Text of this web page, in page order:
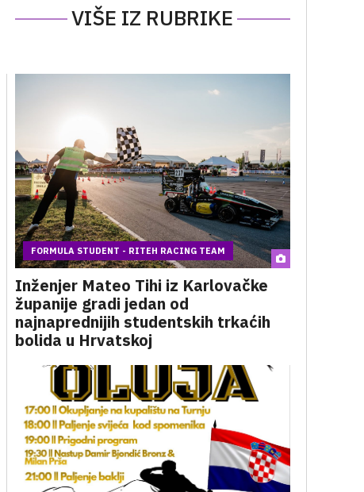
VIŠE IZ RUBRIKE
FORMULA STUDENT - RITEH RACING TEAM
Inženjer Mateo Tihi iz Karlovačke
županije gradi jedan od
najnaprednijih studentskih trkaćih
bolida u Hrvatskoj